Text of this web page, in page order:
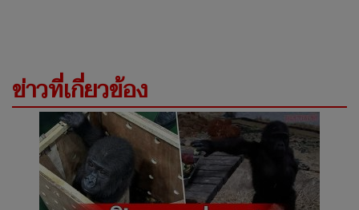
ข่าวที่เกี่ยวข้อง